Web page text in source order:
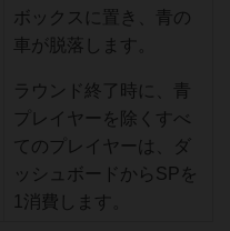
ボックスに置き、青の
車が脱落します。
ラウンド終了時に、青
プレイヤーを除くすべ
てのプレイヤーは、ダ
ッシュボードからSPを
1消費します。